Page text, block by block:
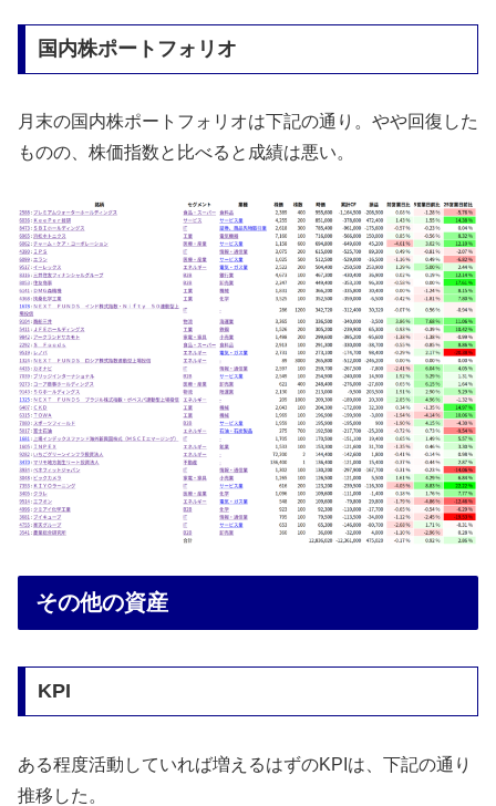
国内株ポートフォリオ
月末の国内株ポートフォリオは下記の通り。やや回復した
ものの、株価指数と比べると成績は悪い。
その他の資産
KPI
ある程度活動していれば増えるはずのKPIは、下記の通り
推移した。